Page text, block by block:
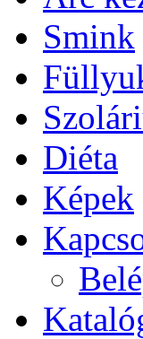
Smink
Diéta
Képek